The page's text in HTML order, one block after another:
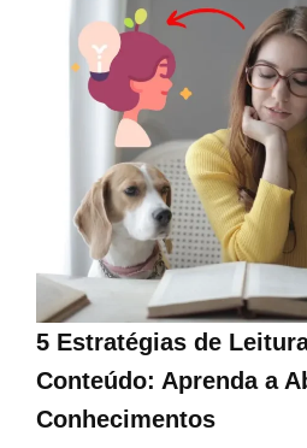
5 Estratégias de
Conteúdo: Aprenda a
Conhecimentos